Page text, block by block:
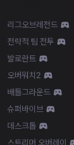
리그오브레전드
전략적 팀 전투
발로란트
오버워치2
배틀그라운드
슈퍼바이브
데스크톱
스트리머 오버레이